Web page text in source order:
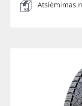
Atsiėmimas